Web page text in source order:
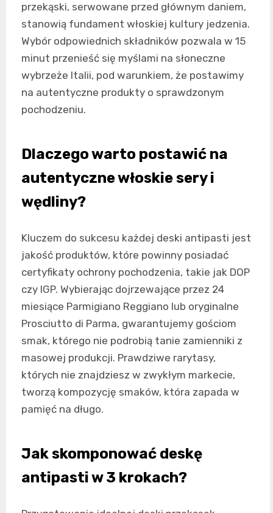
przekąski, serwowane przed głównym daniem,
stanowią fundament włoskiej kultury jedzenia.
Wybór odpowiednich składników pozwala w 15
minut przenieść się myślami na słoneczne
wybrzeże Italii, pod warunkiem, że postawimy
na autentyczne produkty o sprawdzonym
pochodzeniu.
Dlaczego warto postawić na
autentyczne włoskie sery i
wędliny?
Kluczem do sukcesu każdej deski antipasti jest
jakość produktów, które powinny posiadać
certyfikaty ochrony pochodzenia, takie jak DOP
czy IGP. Wybierając dojrzewające przez 24
miesiące Parmigiano Reggiano lub oryginalne
Prosciutto di Parma, gwarantujemy gościom
smak, którego nie podrobią tanie zamienniki z
masowej produkcji. Prawdziwe rarytasy,
których nie znajdziesz w zwykłym markecie,
tworzą kompozycję smaków, która zapada w
pamięć na długo.
Jak skomponować deskę
antipasti w 3 krokach?